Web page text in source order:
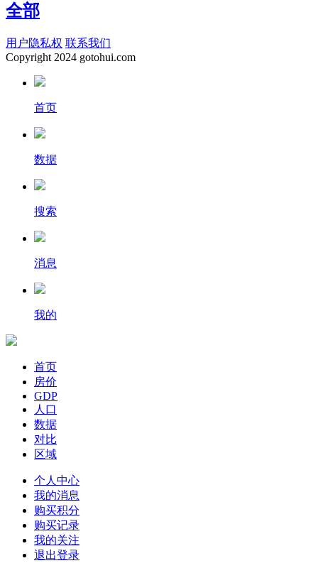
全部
用户隐私权 联系我们
Copyright 2024 gotohui.com
首页
数据
搜索
消息
我的
首页
房价
GDP
人口
数据
对比
区域
个人中心
我的消息
购买积分
购买记录
我的关注
退出登录